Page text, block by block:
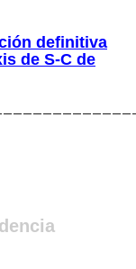
definitiva
de S-C de